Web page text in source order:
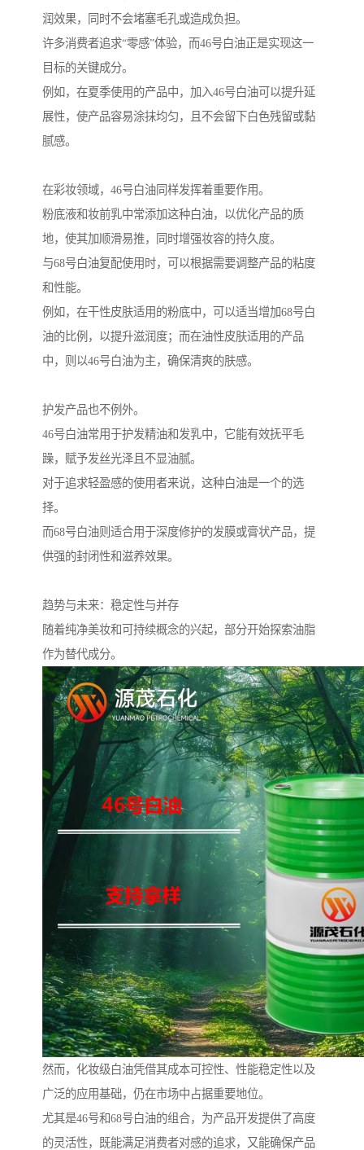
润效果，同时不会堵塞毛孔或造成负担。
许多消费者追求“零感”体验，而46号白油正是实现这一
目标的关键成分。
例如，在夏季使用的产品中，加入46号白油可以提升延
展性，使产品容易涂抹均匀，且不会留下白色残留或黏
腻感。
在彩妆领域，46号白油同样发挥着重要作用。
粉底液和妆前乳中常添加这种白油，以优化产品的质
地，使其加顺滑易推，同时增强妆容的持久度。
与68号白油复配使用时，可以根据需要调整产品的粘度
和性能。
例如，在干性皮肤适用的粉底中，可以适当增加68号白
油的比例，以提升滋润度；而在油性皮肤适用的产品
中，则以46号白油为主，确保清爽的肤感。
护发产品也不例外。
46号白油常用于护发精油和发乳中，它能有效抚平毛
躁，赋予发丝光泽且不显油腻。
对于追求轻盈感的使用者来说，这种白油是一个的选
择。
而68号白油则适合用于深度修护的发膜或膏状产品，提
供强的封闭性和滋养效果。
趋势与未来：稳定性与并存
随着纯净美妆和可持续概念的兴起，部分开始探索油脂
作为替代成分。
然而，化妆级白油凭借其成本可控性、性能稳定性以及
广泛的应用基础，仍在市场中占据重要地位。
尤其是46号和68号白油的组合，为产品开发提供了高度
的灵活性，既能满足消费者对感的追求，又能确保产品